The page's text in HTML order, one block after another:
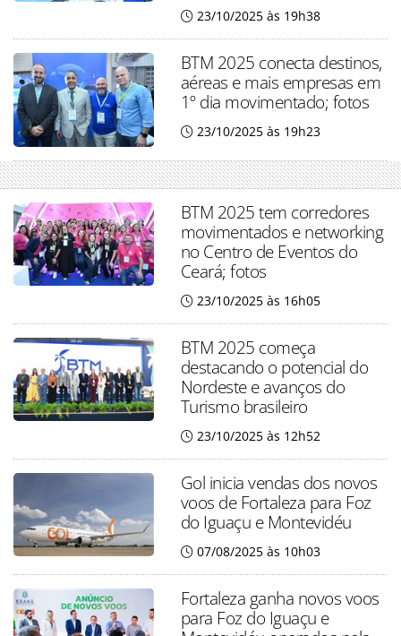
23/10/2025 às 19h38
BTM 2025 conecta destinos,
aéreas e mais empresas em
1º dia movimentado; fotos
23/10/2025 às 19h23
BTM 2025 tem corredores
movimentados e networking
no Centro de Eventos do
Ceará; fotos
23/10/2025 às 16h05
BTM 2025 começa
destacando o potencial do
Nordeste e avanços do
Turismo brasileiro
23/10/2025 às 12h52
Gol inicia vendas dos novos
voos de Fortaleza para Foz
do Iguaçu e Montevidéu
07/08/2025 às 10h03
Fortaleza ganha novos voos
para Foz do Iguaçu e